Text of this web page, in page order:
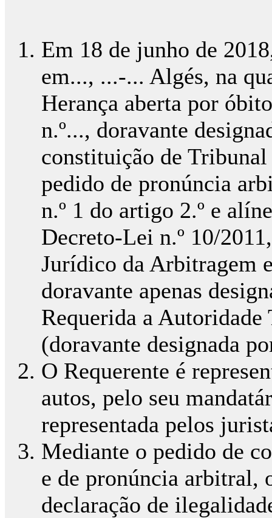
Em 18 de junho de
em..., ...-... Algés, na
Herança aberta por
n.º..., doravante
constituição de
pedido de pronúncia
n.º 1 do artigo 2.º e
Decreto-Lei n.º 10/
Jurídico da Arbitragem
doravante apenas
Requerida a
(doravante designada
O Requerente é
autos, pelo seu
representada pelos
Mediante o pedido de
e de pronúncia arbitral,
declaração de